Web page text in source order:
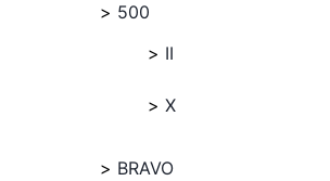
500
II
X
BRAVO